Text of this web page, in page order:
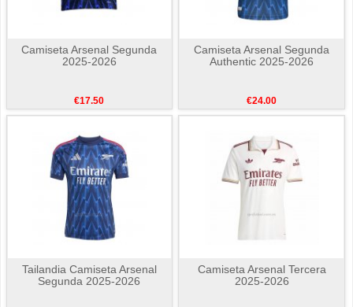
Camiseta Arsenal Segunda
2025-2026
€17.50
Camiseta Arsenal Segunda
Authentic 2025-2026
€24.00
Tailandia Camiseta Arsenal
Segunda 2025-2026
Camiseta Arsenal Tercera
2025-2026